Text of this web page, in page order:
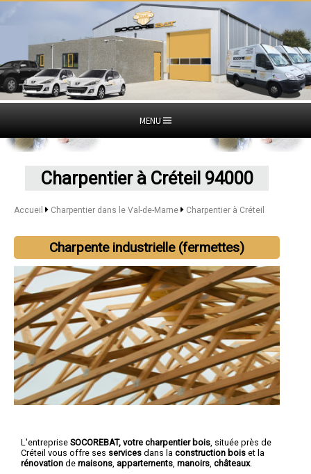
MENU
Charpentier à Créteil 94000
Accueil Charpentier dans le Val-de-Marne Charpentier à Créteil
Charpente industrielle (fermettes)
L'entreprise SOCOREBAT, votre charpentier bois , située près de
Créteil vous offre ses services dans la construction bois et la
rénovation de maisons appartements manoirs châteaux.